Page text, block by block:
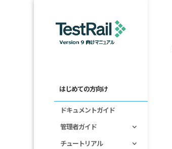
はじめての方向け
ドキュメントガイド
管理者ガイド
チュートリアル